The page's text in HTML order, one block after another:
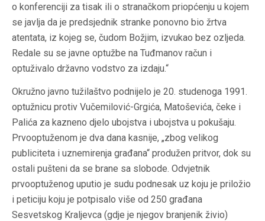
o konferenciji za tisak ili o stranačkom priopćenju u kojem
se javlja da je predsjednik stranke ponovno bio žrtva
atentata, iz kojeg se, čudom Božjim, izvukao bez ozljeda.
Redale su se javne optužbe na Tuđmanov račun i
optuživalo državno vodstvo za izdaju.“
Okružno javno tužilaštvo podnijelo je 20. studenoga 1991.
optužnicu protiv Vučemilović-Grgića, Matoševića, čeke i
Palića za kazneno djelo ubojstva i ubojstva u pokušaju.
Prvooptuženom je dva dana kasnije, „zbog velikog
publiciteta i uznemirenja građana“ produžen pritvor, dok su
ostali pušteni da se brane sa slobode. Odvjetnik
prvooptuženog uputio je sudu podnesak uz koju je priložio
i peticiju koju je potpisalo više od 250 građana
Sesvetskog Kraljevca (gdje je njegov branjenik živio)